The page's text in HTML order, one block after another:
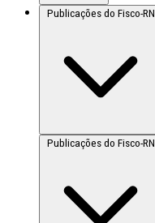
Publicações do Fisco-RN
Publicações do Fisco-RN